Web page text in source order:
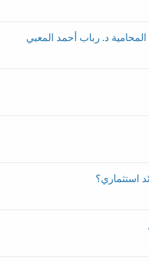
المحامية د. رباب أحمد المعبي
استثماري؟